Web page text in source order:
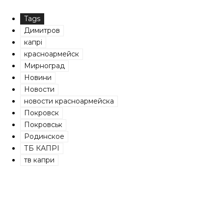
Tags
Димитров
капрі
красноармейск
Мирноград
Новини
Новости
новости красноармейска
Покровск
Покровськ
Родинское
ТБ КАПРІ
тв капри